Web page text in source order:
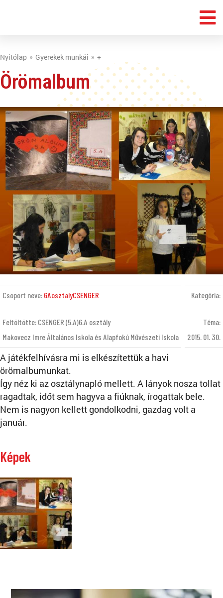
Nyitólap Gyerekek munkái +
Örömalbum
Csoport neve: 6AosztalyCSENGER
Feltöltötte: CSENGER (5.A)6.A osztály
Makovecz Imre Általános Iskola és Alapfokú Művészeti Iskola
Kategória:
Téma:
2015. 01. 30.
A játékfelhívásra mi is elkészítettük a havi
örömalbumunkat.
Így néz ki az osztálynapló mellett. A lányok nosza tollat
ragadtak, időt sem hagyva a fiúknak, írogattak bele.
Nem is nagyon kellett gondolkodni, gazdag volt a
január.
Képek